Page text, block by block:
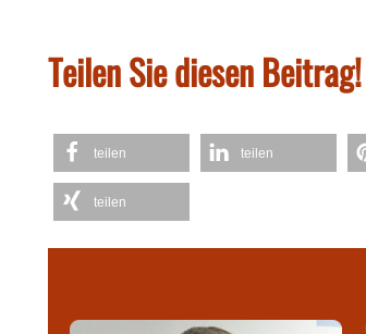
Teilen Sie diesen Beitrag!
teilen teilen
teilen